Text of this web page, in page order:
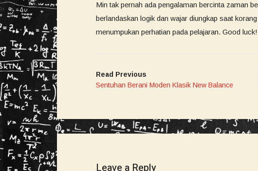
Min tak pernah ada pengalaman bercinta zaman
berlandaskan logik dan wajar diungkap saat
menumpukan perhatian pada pelajaran. Good luck!
Read Previous
Sentuhan Berani Moden Klasik New Balance
Leave a Reply